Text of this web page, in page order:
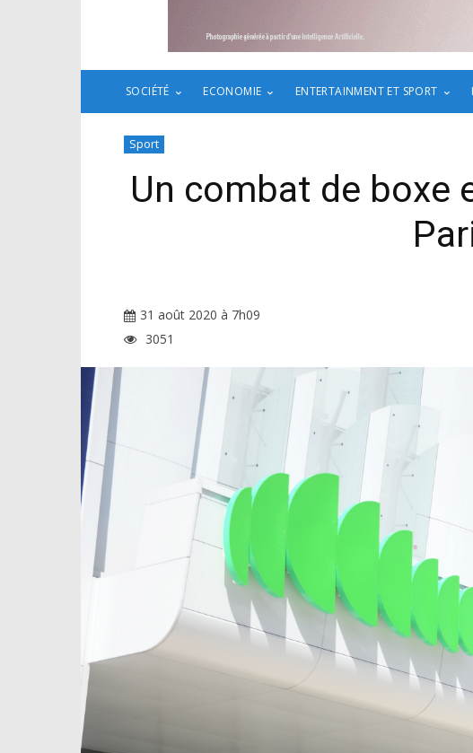
SOCIÉTÉ ECONOMIE ENTERTAINMENT ET SPORT
Sport
Un combat de boxe
31 août 2020 à 7h09
3051